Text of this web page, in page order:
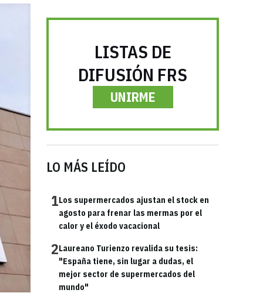
LISTAS DE
DIFUSIÓN FRS
UNIRME
LO MÁS LEÍDO
1Los supermercados ajustan el stock en
agosto para frenar las mermas por el
calor y el éxodo vacacional
2Laureano Turienzo revalida su tesis:
"España tiene, sin lugar a dudas, el
mejor sector de supermercados del
mundo"